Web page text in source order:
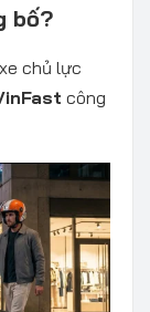
bố?
chủ lực
công